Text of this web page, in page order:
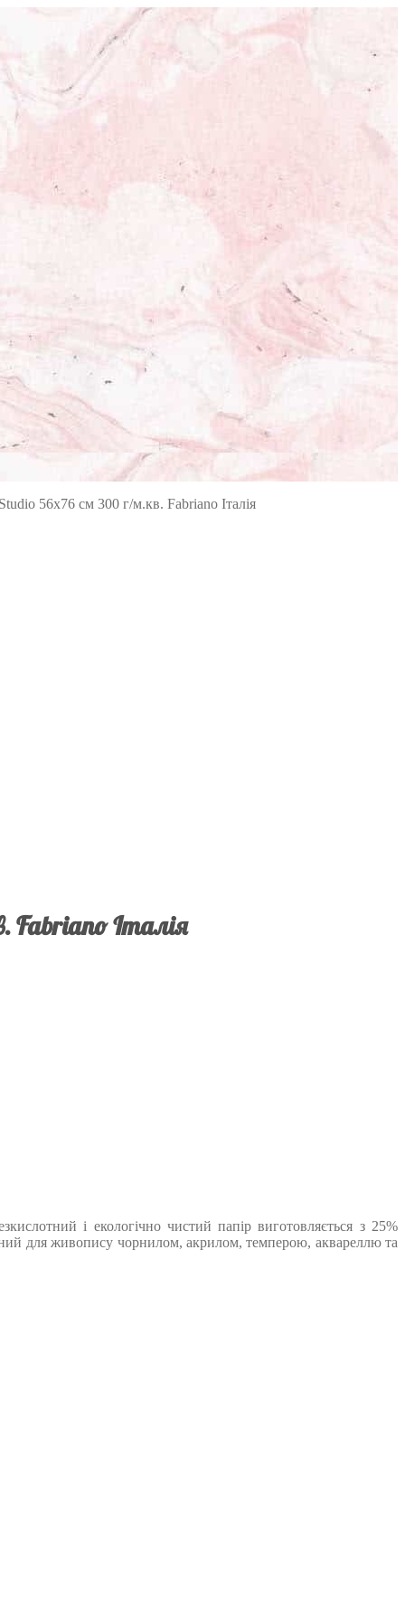
56х76 см 300 г/м.кв. Fabriano Італія
Fabriano Італія
і екологічно чистий папір виготовляється з 25%
для живопису чорнилом, акрилом, темперою, аквареллю та